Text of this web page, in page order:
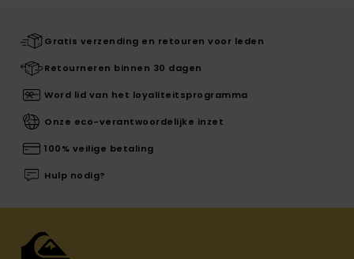
Gratis verzending en retouren voor leden
Retourneren binnen 30 dagen
Word lid van het loyaliteitsprogramma
Onze eco-verantwoordelijke inzet
100% veilige betaling
Hulp nodig?